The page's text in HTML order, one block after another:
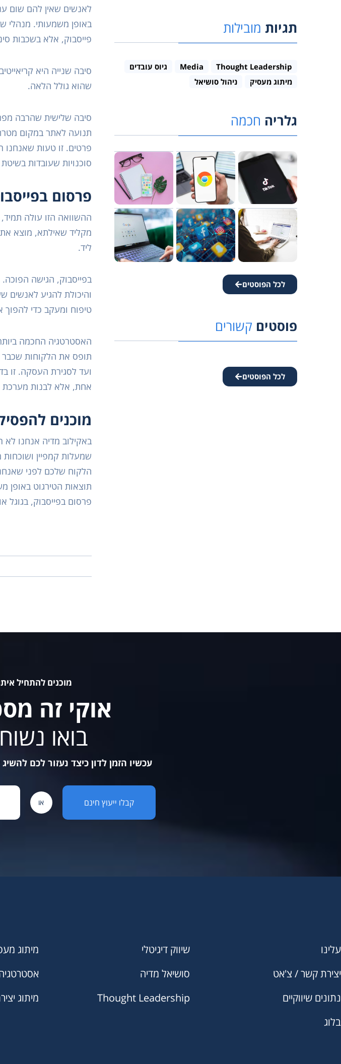
תגיות מובילות
Media Thought Leadership
גיוס עובדים
מיתוג מעסיק
ניהול סושיאל
גלריה חכמה
לכל הפוסטים
פוסטים קשורים
לכל הפוסטים
לאנשים שאין להם שום
באופן משמעותי. מנהלי
פייסבוק, אלא בשכבות
סיבה שנייה היא
שהוא גולל הלאה.
סיבה שלישית שהרבה
תנועה לאתר במקום
פרטים. זו טעות שאנחנו
סוכנויות שעובדות
פרסום
ההשוואה הזו עולה
מקליד שאילתא, מוצא את
ליד.
בפייסבוק, הגישה
והיכולת להגיע לאנשים
טיפוח ומעקב כדי להפוך
האסטרטגיה החכמה
תופס את הלקוחות שכבר
ועד לסגירת העסקה. זו
אחת, אלא לבנות מערכת
מוכנים
באקילוב מדיה אנחנו לא
שמעלות קמפיין
הלקוח שלכם לפני
תוצאות הטירגוט באופן
פרסום בפייסבוק, בגוגל
מוכנים להתחיל
אוקי זה
בואו
עכשיו הזמן לדון כיצד נעזור לכם
קבלו ייעוץ חינם או
עלינו
יצירת קשר / צ'אט
נתונים שיווקיים
בלוג
שיווק דיגיטלי
סושיאל מדיה
Thought Leadership
מיתוג
מיתוג